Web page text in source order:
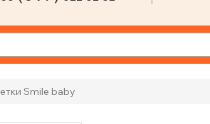
Smile baby